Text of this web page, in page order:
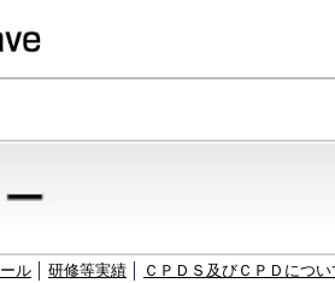
ル 研修等実績 ＣＰＤＳ及びＣＰＤにつ